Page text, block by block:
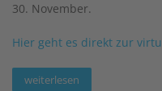
30. November.
Hier geht es direkt zur
weiterlesen